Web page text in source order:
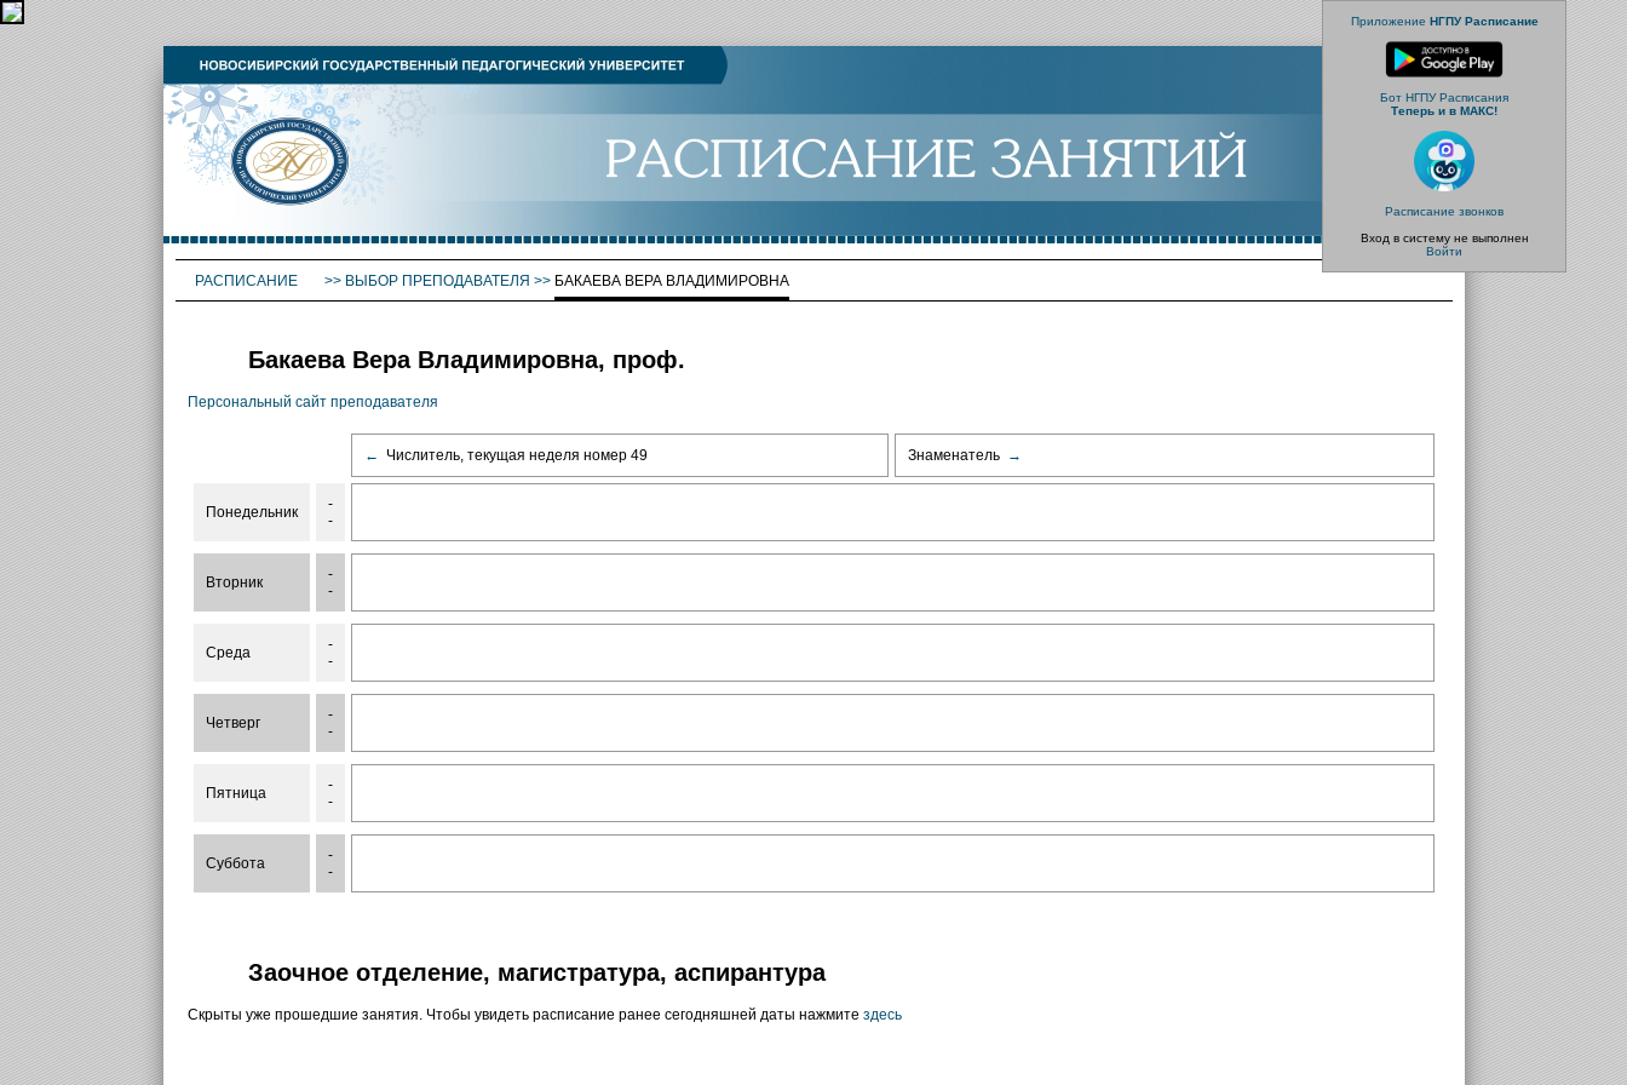
Приложение НГПУ Расписание
Бот НГПУ Расписания
Теперь и в МАКС!
Расписание звонков
Вход в систему не выполнен
Войти
РАСПИСАНИЕ >> ВЫБОР ПРЕПОДАВАТЕЛЯ >> БАКАЕВА ВЕРА ВЛАДИМИРОВНА
Бакаева Вера Владимировна, проф.
Персональный сайт преподавателя
← Числитель, текущая неделя номер 49 Знаменатель →
Понедельник
-
-
Вторник
-
-
Среда
-
-
Четверг
-
-
Пятница
-
-
Суббота
-
-
Заочное отделение, магистратура, аспирантура
Скрыты уже прошедшие занятия. Чтобы увидеть расписание ранее сегодняшней даты нажмите здесь